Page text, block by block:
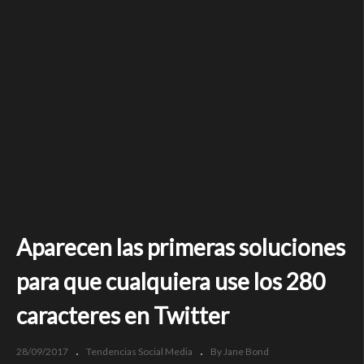
Aparecen las primeras soluciones
para que cualquiera use los 280
caracteres en Twitter
28/09/2017 Tendencias Social Media
By Jane Bond